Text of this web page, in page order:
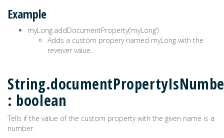
Example
myLong.addDocumentProperty(‘myLong’)
Adds a custom propery named myLong with the
reveiver value.
: boolean
Tells if the value of the custom property with the given name is a
number.